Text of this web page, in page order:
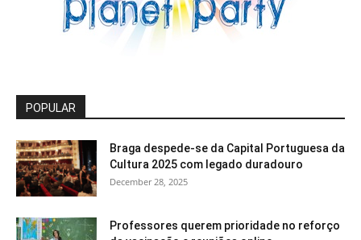
POPULAR
Braga despede-se da Capital Portuguesa da
Cultura 2025 com legado duradouro
December 28, 2025
Professores querem prioridade no reforço